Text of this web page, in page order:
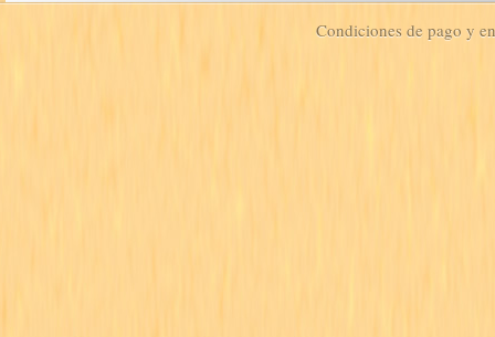
Condiciones de pago y